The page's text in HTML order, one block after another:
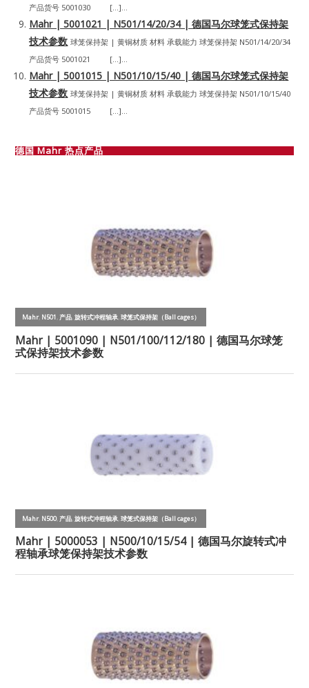
产品货号 5001030 […]...
Mahr | 5001021 | N501/14/20/34 | 德国马尔球笼式保持架
技术参数 球笼保持架 | 黄铜材质 材料 承载能力 球笼保持架 N501/14/20/34
产品货号 5001021 […]...
Mahr | 5001015 | N501/10/15/40 | 德国马尔球笼式保持架
技术参数 球笼保持架 | 黄铜材质 材料 承载能力 球笼保持架 N501/10/15/40
产品货号 5001015 […]...
德国 Mahr 热点产品